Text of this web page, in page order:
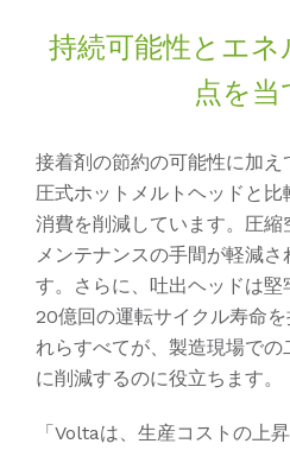
持続可能性とエ
点を当
接着剤の節約の可能性に加
圧式ホットメルトヘッドと
消費を削減しています。圧縮
メンテナンスの手間が軽減
す。さらに、吐出ヘッドは
20億回の運転サイクル寿命
れらすべてが、製造現場で
に削減するのに役立ちます。
「Voltaは、生産コストの上